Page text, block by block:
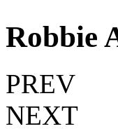
Robbie
PREV
NEXT